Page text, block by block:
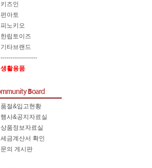
키즈인
펀아토
피노키오
한립토이즈
기타브랜드
------------------
생활용품
품절&입고현황
행사&공지자료실
상품정보자료실
세금계산서 확인
문의 게시판